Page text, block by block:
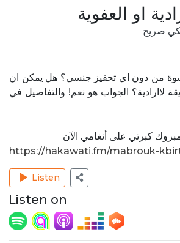
او العفوية
من دون اي تحفيز جنسي؟ هل يمكن ان
لاارادية؟ الجواب هو نعم! والتفاصيل في
كبرتي على أنغامي الآن
https://hakawati.fm/mabrouk-
Listen
Listen on